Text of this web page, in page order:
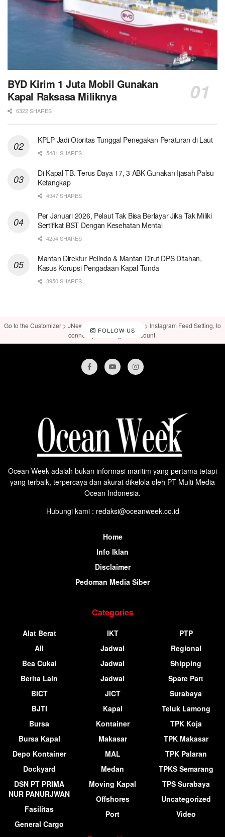
BYD Kirim 1 Juta Mobil Gunakan
Kapal Raksasa Miliknya
6322 SHARES
KPLP Jadi Otoritas Tunggal Penegakan Peraturan di Laut
5481 SHARES
Di Kapal TB. Terus Daya 17, 3 ABK Gunakan Ijasah Palsu
Ketangkap
4547 SHARES
Per Januari 2026, Pelaut Tak Bisa Berlayar Jika Tak Miliki
Sertifikat BST Dengan Kesehatan Mental
4254 SHARES
Mantan Direktur Pelindo & Mantan Dirut DPS Ditahan,
Kasus Korupsi Pengadaan Kapal Tunda
3950 SHARES
FOLLOW US
Go to the Customizer > JNews : Social, Like & View > Instagram Feed Setting, to
connect your Instagram account.
Ocean Week adalah bukan informasi maritim yang pertama tetapi
yang terbaik, terpercaya dan akurat dikelola oleh PT Multi Media
Ocean Indonesia.
Hubungi kami : redaksi@oceanweek.co.id
Home
Info Iklan
Disclaimer
Pedoman Media Siber
Categories
Alat Berat
All
Bea Cukai
Berita Lain
BICT
BJTI
Bursa
Bursa Kapal
Depo Kontainer
Dockyard
DSN PT PRIMA
NUR PANURJWAN
Fasilitas
General Cargo
IKT
Jadwal
Jadwal
Jadwal
JICT
Kapal
Kontainer
Makasar
MAL
Medan
Moving Kapal
Offshores
Port
PTP
Regional
Shipping
Spare Part
Surabaya
Teluk Lamong
TPK Koja
TPK Makasar
TPK Palaran
TPKS Semarang
TPS Surabaya
Uncategorized
Video